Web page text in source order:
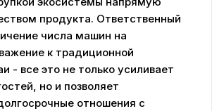
продукта. Ответственный
числа машин на
к традиционной
- все это не только усиливает
но и позволяет
отношения с